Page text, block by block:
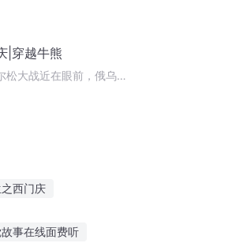
|穿越牛熊
松大战近在眼前，俄乌冲
西门庆
事在线面费听